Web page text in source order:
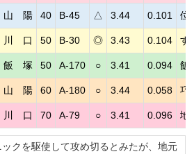
山 陽 40 B-45 △ 3.44 0.101 位
川 口 50 B-30 ◎ 3.43 0.104 す
飯 塚 50 A-170 ○ 3.41 0.094 飯
山 陽 60 A-180 ○ 3.44 0.058 巧
川 口 70 A-79 ○ 3.41 0.096 地
クを駆使して攻め切るとみたが、地元